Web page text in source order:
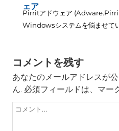
ェア
Pirritアドウェア
Windowsシステムを悩ませて
コメントを残す
あなたのメールアドレスが
ん. 必須フィールドは、マー